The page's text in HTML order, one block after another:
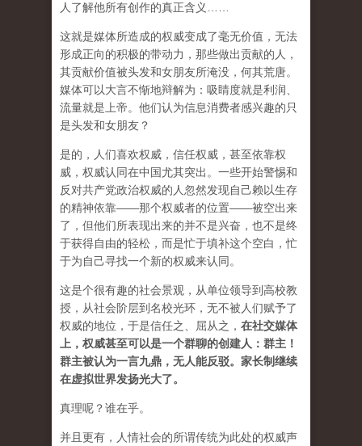
人了解他所有创作的真正含义……
这就是媒体所造成的权威变成了毫无价值，无法
形成正向的积极的带动力，那些做出贡献的人，
其贡献价值被头发和女朋友所淹没，何其荒唐。
媒体可以大言不惭地辩解为：吸睛度就是利润、
流量就是上帝。他们认为信息消费者感兴趣的只
是头发和女朋友？
是的，人们喜欢权威，信任权威，甚至依靠权
威，权威认同在中国尤其突出。一些开始警惕和
反对共产党政治权威的人忽然发现自己赖以生存
的精神依靠——那个权威者的位置——被空出来
了，但他们所表现出来的并不是兴奋，也不是终
于获得自由的轻松，而是忙于填补这个空白，忙
于为自己寻找一个新的权威来认同。
这是个很有趣的社会景观，从单位领导到高校教
授，从社会阶层到名校光环，无不被人们赋予了
权威的地位，于是信任之、屈从之， 在社交媒体
上，权威甚至可以是一个群聊的创建人：群主！
群主被认为一言九鼎，无人能反驳。家长制继续
在虚拟世界发扬光大了。
真理呢？谁在乎。
并且更有，人情社会的所谓传统为此处的权威声